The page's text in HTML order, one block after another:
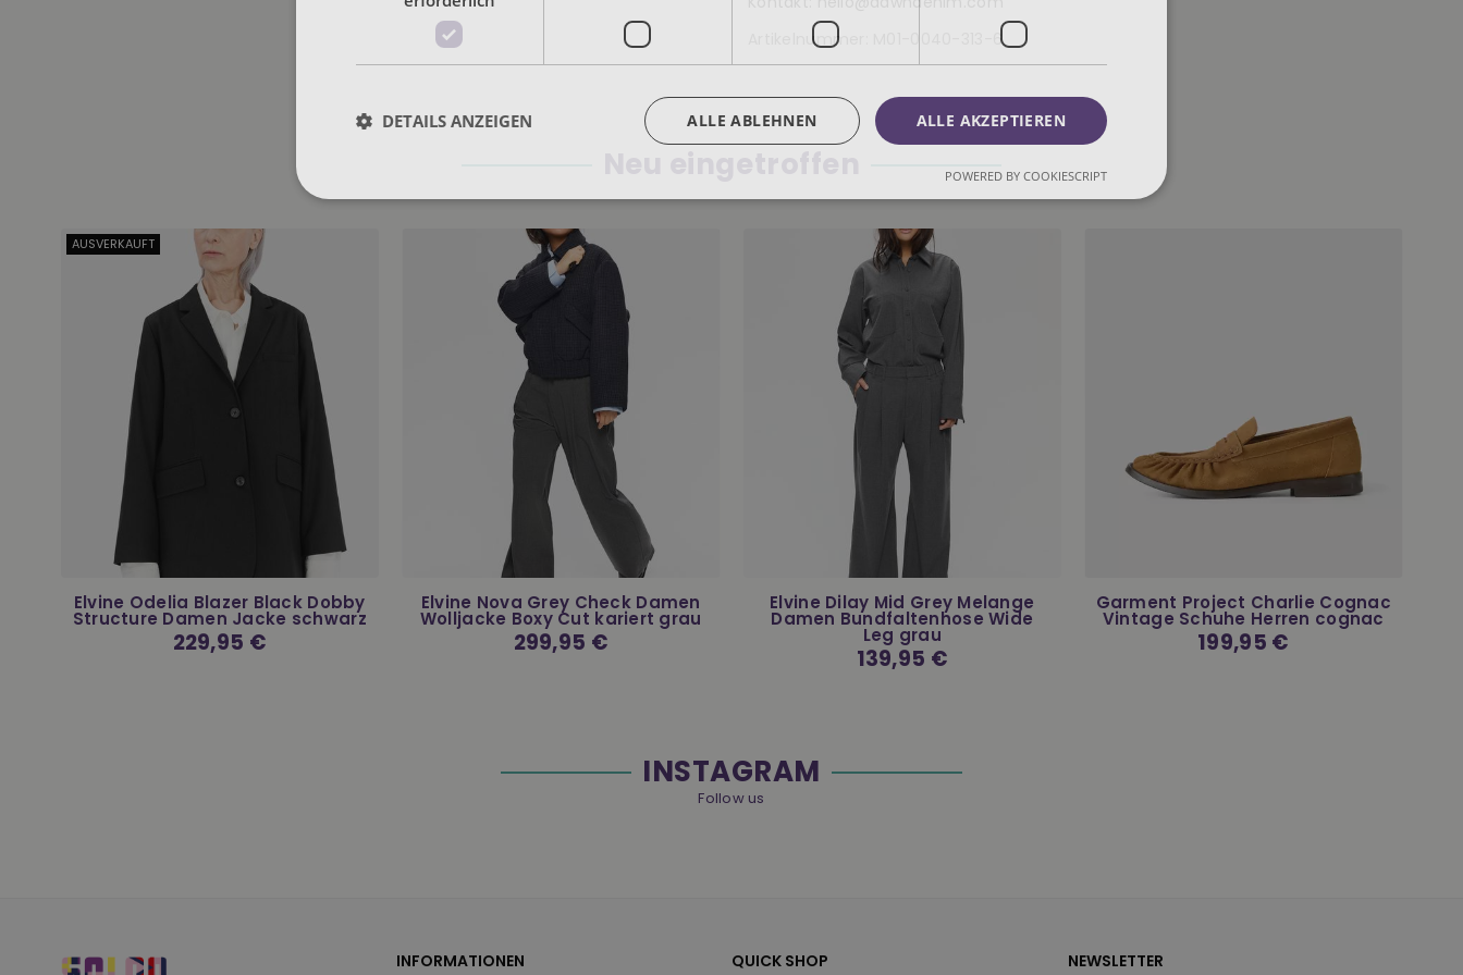
Artikelnummer:
M01-0040-313-6
AUSVERKAUFT
Elvine Odelia Blazer Black Dobby
Structure Damen Jacke schwarz
Normaler
Preis
229,95 €
Elvine Nova Grey Check Damen
Wolljacke Boxy Cut kariert grau
Normaler
Preis
299,95 €
Elvine Dilay Mid Grey Melange
Damen Bundfaltenhose Wide
Leg grau
Normaler
Preis
139,95 €
Garment Project Charlie Cognac
Vintage Schuhe Herren cognac
Normaler
Preis
199,95 €
INSTAGRAM
Follow us
INFORMATIONEN QUICK SHOP NEWSLETTER
ALLE AKZEPTIEREN
ALLE ABLEHNEN
DETAILS ANZEIGEN
POWERED BY COOKIESCRIPT